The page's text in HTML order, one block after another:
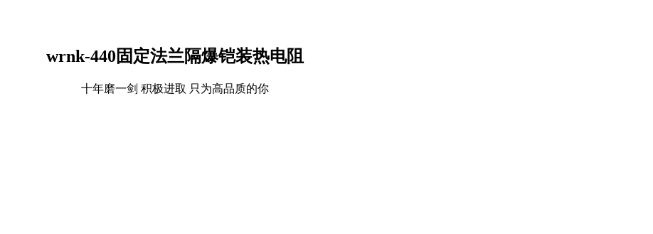
wrnk-440固定法兰隔爆铠装热电阻
十年磨一剑 积极进取 只为高品质的你